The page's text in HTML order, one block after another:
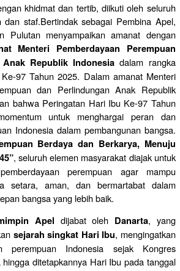
khidmat dan tertib, diikuti oleh seluruh
dan staf.Bertindak sebagai Pembina Apel,
Pulutan menyampaikan amanat dengan
Menteri Pemberdayaan Perempuan
Republik Indonesia dalam rangka
97 Tahun 2025. Dalam amanat Menteri
dan Perlindungan Anak Republik
bahwa Peringatan Hari Ibu Ke-97 Tahun
untuk menghargai peran dan
Indonesia dalam pembangunan bangsa.
Berdaya dan Berkarya, Menuju
, seluruh elemen masyarakat diajak untuk
perempuan agar mampu
setara, aman, dan bermartabat dalam
bangsa yang lebih baik.
Apel dijabat oleh Danarta, yang
sejarah singkat Hari Ibu, mengingatkan
perempuan Indonesia sejak Kongres
ditetapkannya Hari Ibu pada tanggal